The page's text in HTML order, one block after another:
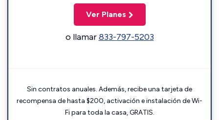
Ver Planes
o llamar833-797-5203
Sin contratos anuales. Además, recibe una tarjeta de
recompensa de hasta $200, activación e instalación de Wi-
Fi para toda la casa, GRATIS.